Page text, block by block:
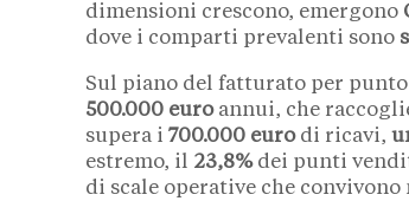
dimensioni crescono, emergono
dove i comparti prevalenti sono
Sul piano del fatturato per
500.000 euroannui, che
supera i 700.000 eurodi ricavi,
estremo, il 23,8%dei punti
di scale operative che convivono